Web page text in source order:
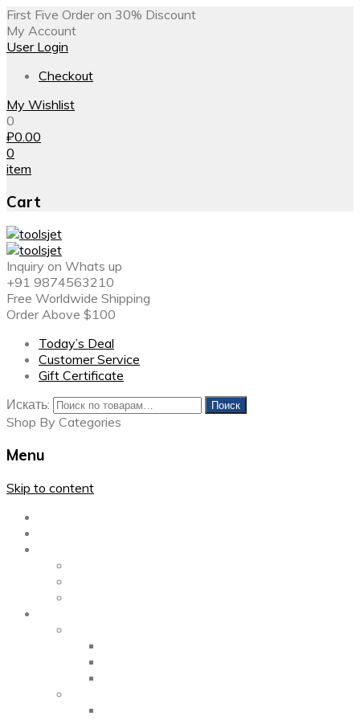
First Five Order on 30% Discount
My Account
User Login
Checkout
My Wishlist
0
₽0.00
0
item
Cart
Inquiry on Whats up
+91 9874563210
Free Worldwide Shipping
Order Above $100
Today’s Deal
Customer Service
Gift Certificate
Искать:
Поиск
Shop By Categories
Menu
Skip to content